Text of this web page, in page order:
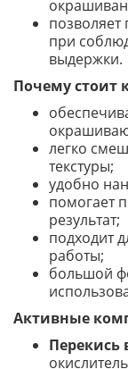
позволяет
при
выдержки.
Почему стоит
легко
текстуры;
удобно
помогает
результат;
подходит
работы;
большой
Активные
Перекись